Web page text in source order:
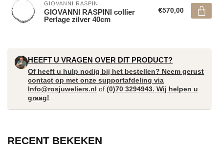
GIOVANNI RASPINI
GIOVANNI RASPINI collier
Perlage zilver 40cm
€570,00
HEEFT U VRAGEN OVER DIT PRODUCT?
Of heeft u hulp nodig bij het bestellen? Neem gerust
contact op met onze supportafdeling via
Info@rosjuweliers.nl of(0)70 3294943. Wij helpen u
graag!
RECENT BEKEKEN